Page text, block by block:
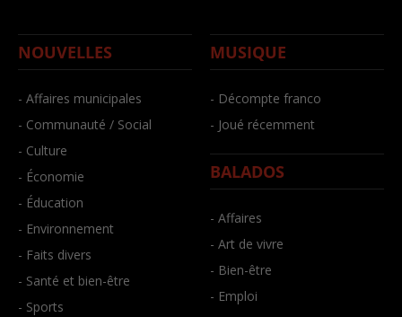
NOUVELLES
- Affaires municipales
- Communauté / Social
- Culture
- Économie
- Éducation
- Environnement
- Faits divers
- Santé et bien-être
- Sports
MUSIQUE
- Décompte franco
- Joué récemment
BALADOS
- Affaires
- Art de vivre
- Bien-être
- Emploi